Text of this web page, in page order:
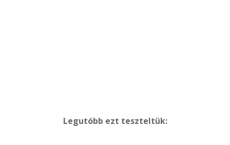
Legutóbb ezt teszteltük: